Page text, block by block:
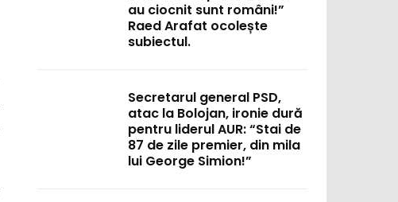
au ciocnit sunt români!”
Raed Arafat ocolește
subiectul.
Secretarul general PSD,
atac la Bolojan, ironie dură
pentru liderul AUR: “Stai de
87 de zile premier, din mila
lui George Simion!”